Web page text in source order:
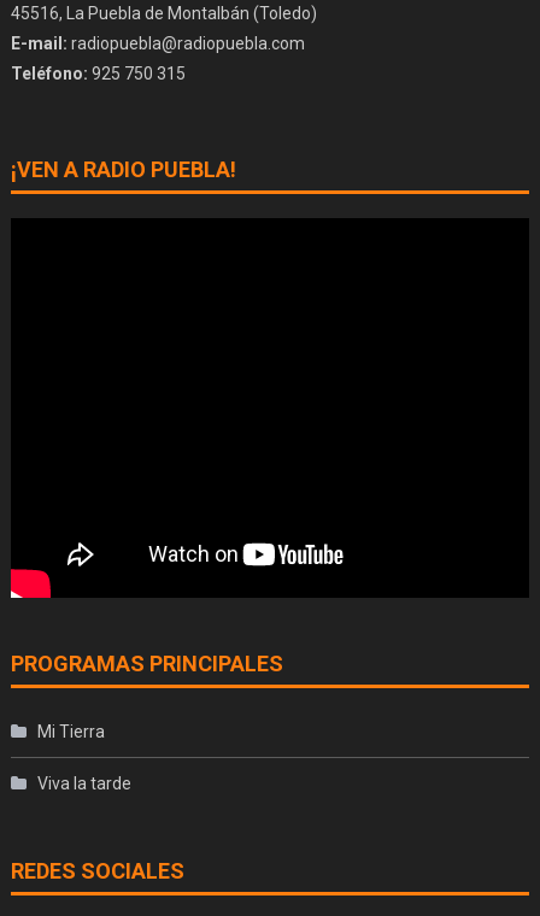
45516, La Puebla de Montalbán (Toledo)
E-mail: radiopuebla@radiopuebla.com
Teléfono: 925 750 315
¡VEN A RADIO PUEBLA!
PROGRAMAS PRINCIPALES
Mi Tierra
Viva la tarde
REDES SOCIALES